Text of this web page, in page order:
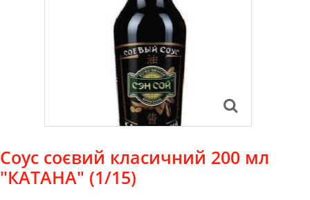
Соус соєвий класичний 200 мл
"КАТАНА" (1/15)